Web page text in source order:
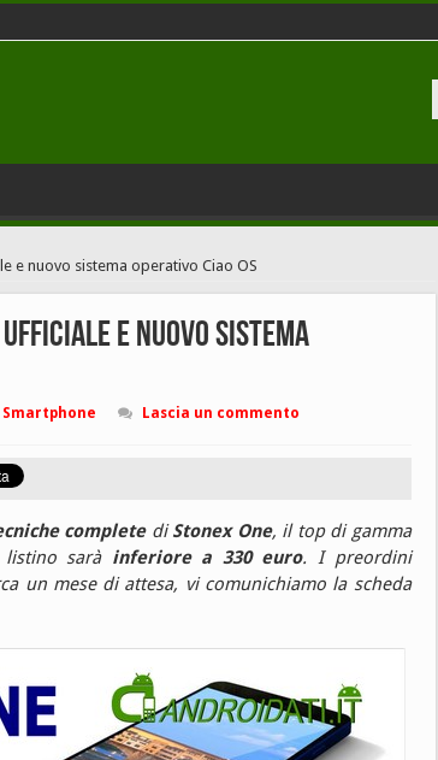
e nuovo sistema operativo Ciao OS
e nuovo sistema
Smartphone
Lascia un commento
completediStonex One, il top di gamma
listino sarà inferiore a 330 euro. I preordini
un mese di attesa, vi comunichiamo la scheda